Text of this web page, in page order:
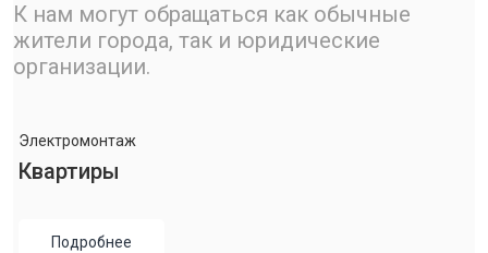
К нам могут обращаться как обычные
жители города, так и юридические
организации.
Электромонтаж
Квартиры
Подробнее